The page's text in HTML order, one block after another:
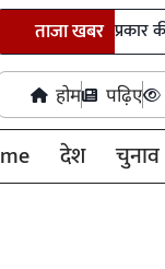
ताजा खबर
प्रकार की दवाइयां
होम पढ़िए
देश चुनाव